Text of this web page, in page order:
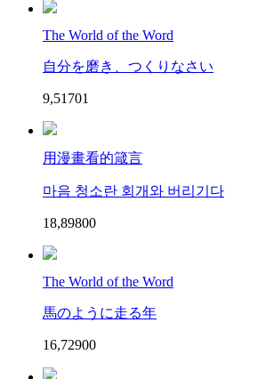
The World of the Word
自分を磨き、つくりなさい
9,51701
用漫畫看的箴言
마음 청소란 회개와 버리기다
18,89800
The World of the Word
馬のように走る年
16,72900